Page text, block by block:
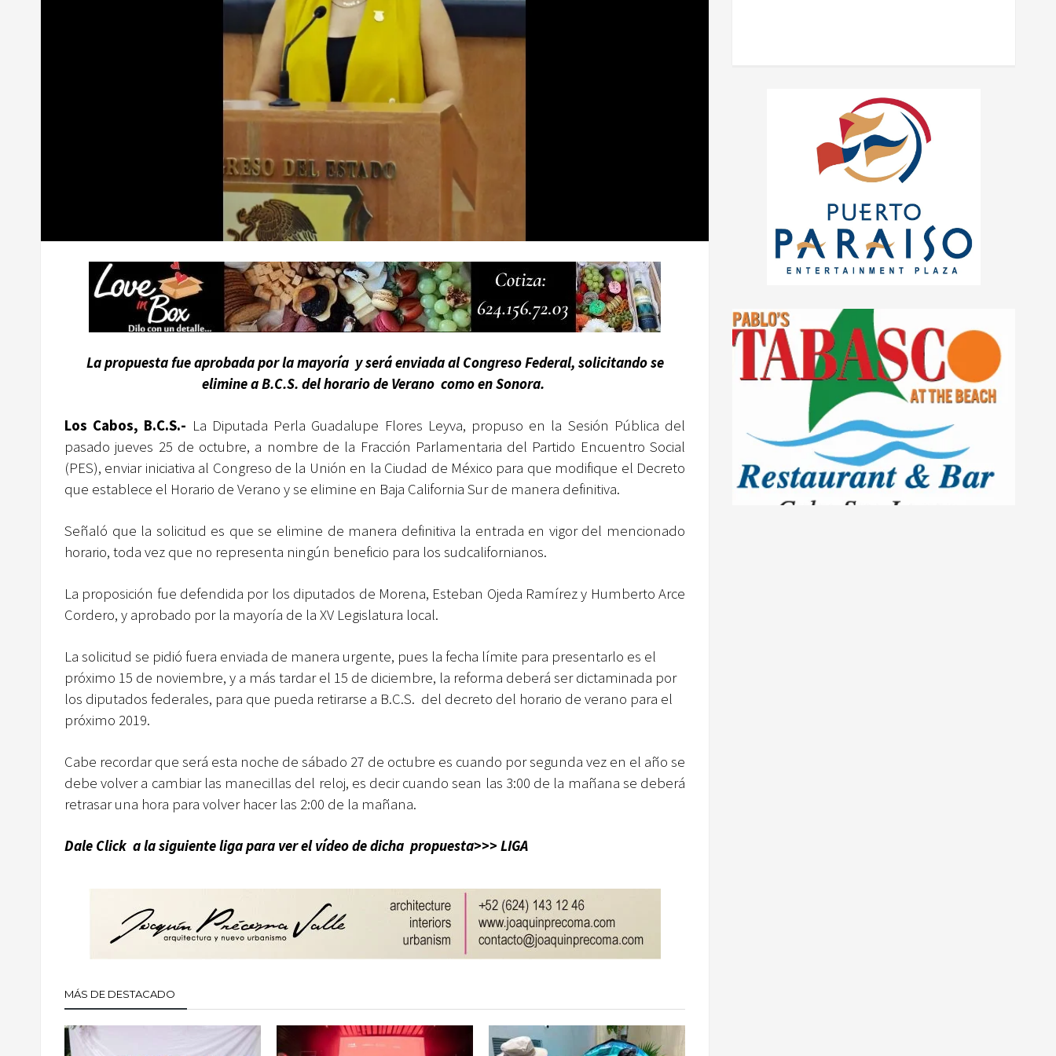
La propuesta fue aprobada por lamayoríay será enviada al Congreso Federal, solicitando se
elimine a B.C.S. del horario de Verano como en Sonora.
Los Cabos, B.C.S.- La Diputada Perla Guadalupe Flores Leyva, propuso en la Sesión Pública del
pasado jueves 25 de octubre, a nombre de la Fracción Parlamentaria del Partido Encuentro Social
(PES), enviar iniciativa al Congreso de la Unión en la Ciudad de México para que modifique el Decreto
que establece el Horario de Verano y se elimine en Baja California Sur de manera definitiva.
Señaló que la solicitud es que se elimine de manera definitiva la entrada en vigor del mencionado
horario, toda vez que no representa ningún beneficio para los sudcalifornianos.
La proposición fue defendida por los diputados de Morena, Esteban Ojeda Ramírez y Humberto Arce
Cordero, y aprobado por la mayoría de la XV Legislatura local.
La solicitud se pidió fuera enviada de manera urgente, pues la fecha límite para presentarlo es el
próximo 15 de noviembre, y a más tardar el 15 de diciembre, la reforma deberá ser dictaminada por
los diputados federales, para que pueda retirarse a B.C.S. del decreto del horario de verano para el
próximo 2019.
Cabe recordar que será esta noche de sábado 27 de octubre es cuando por segunda vez en el año se
debe volver a cambiar las manecillas del reloj, es decir cuando sean las 3:00 de la mañana se deberá
retrasar una hora para volver hacer las 2:00 de la mañana.
Dale Click a la siguiente liga para ver el vídeo de dicha propuesta>>> LIGA
MÁS DE DESTACADO